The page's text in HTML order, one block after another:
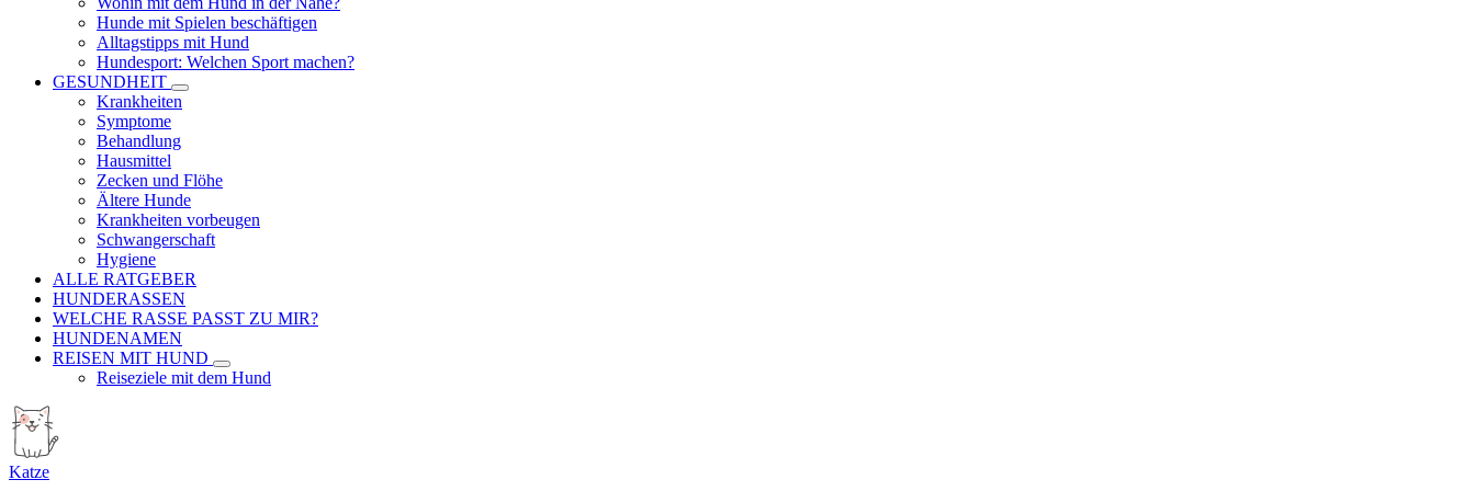
Hunde mit Spielen beschäftigen
Alltagstipps mit Hund
Hundesport: Welchen Sport machen?
GESUNDHEIT
Krankheiten
Symptome
Behandlung
Hausmittel
Zecken und Flöhe
Ältere Hunde
Krankheiten vorbeugen
Schwangerschaft
Hygiene
ALLE RATGEBER
HUNDERASSEN
WELCHE RASSE PASST ZU MIR?
HUNDENAMEN
REISEN MIT HUND
Reiseziele mit dem Hund
Katze